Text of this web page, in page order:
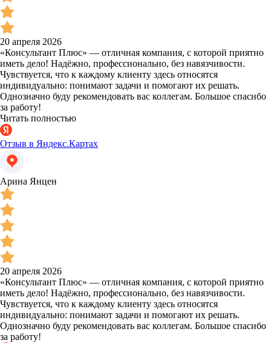
20 апреля 2026
«Консультант Плюс» — отличная компания, с которой приятно
иметь дело! Надёжно, профессионально, без навязчивости.
Чувствуется, что к каждому клиенту здесь относятся
индивидуально: понимают задачи и помогают их решать.
Однозначно буду рекомендовать вас коллегам. Большое спасибо
за работу!
Читать полностью
Отзыв в Яндекс.Картах
Арина Янцен
20 апреля 2026
«Консультант Плюс» — отличная компания, с которой приятно
иметь дело! Надёжно, профессионально, без навязчивости.
Чувствуется, что к каждому клиенту здесь относятся
индивидуально: понимают задачи и помогают их решать.
Однозначно буду рекомендовать вас коллегам. Большое спасибо
за работу!